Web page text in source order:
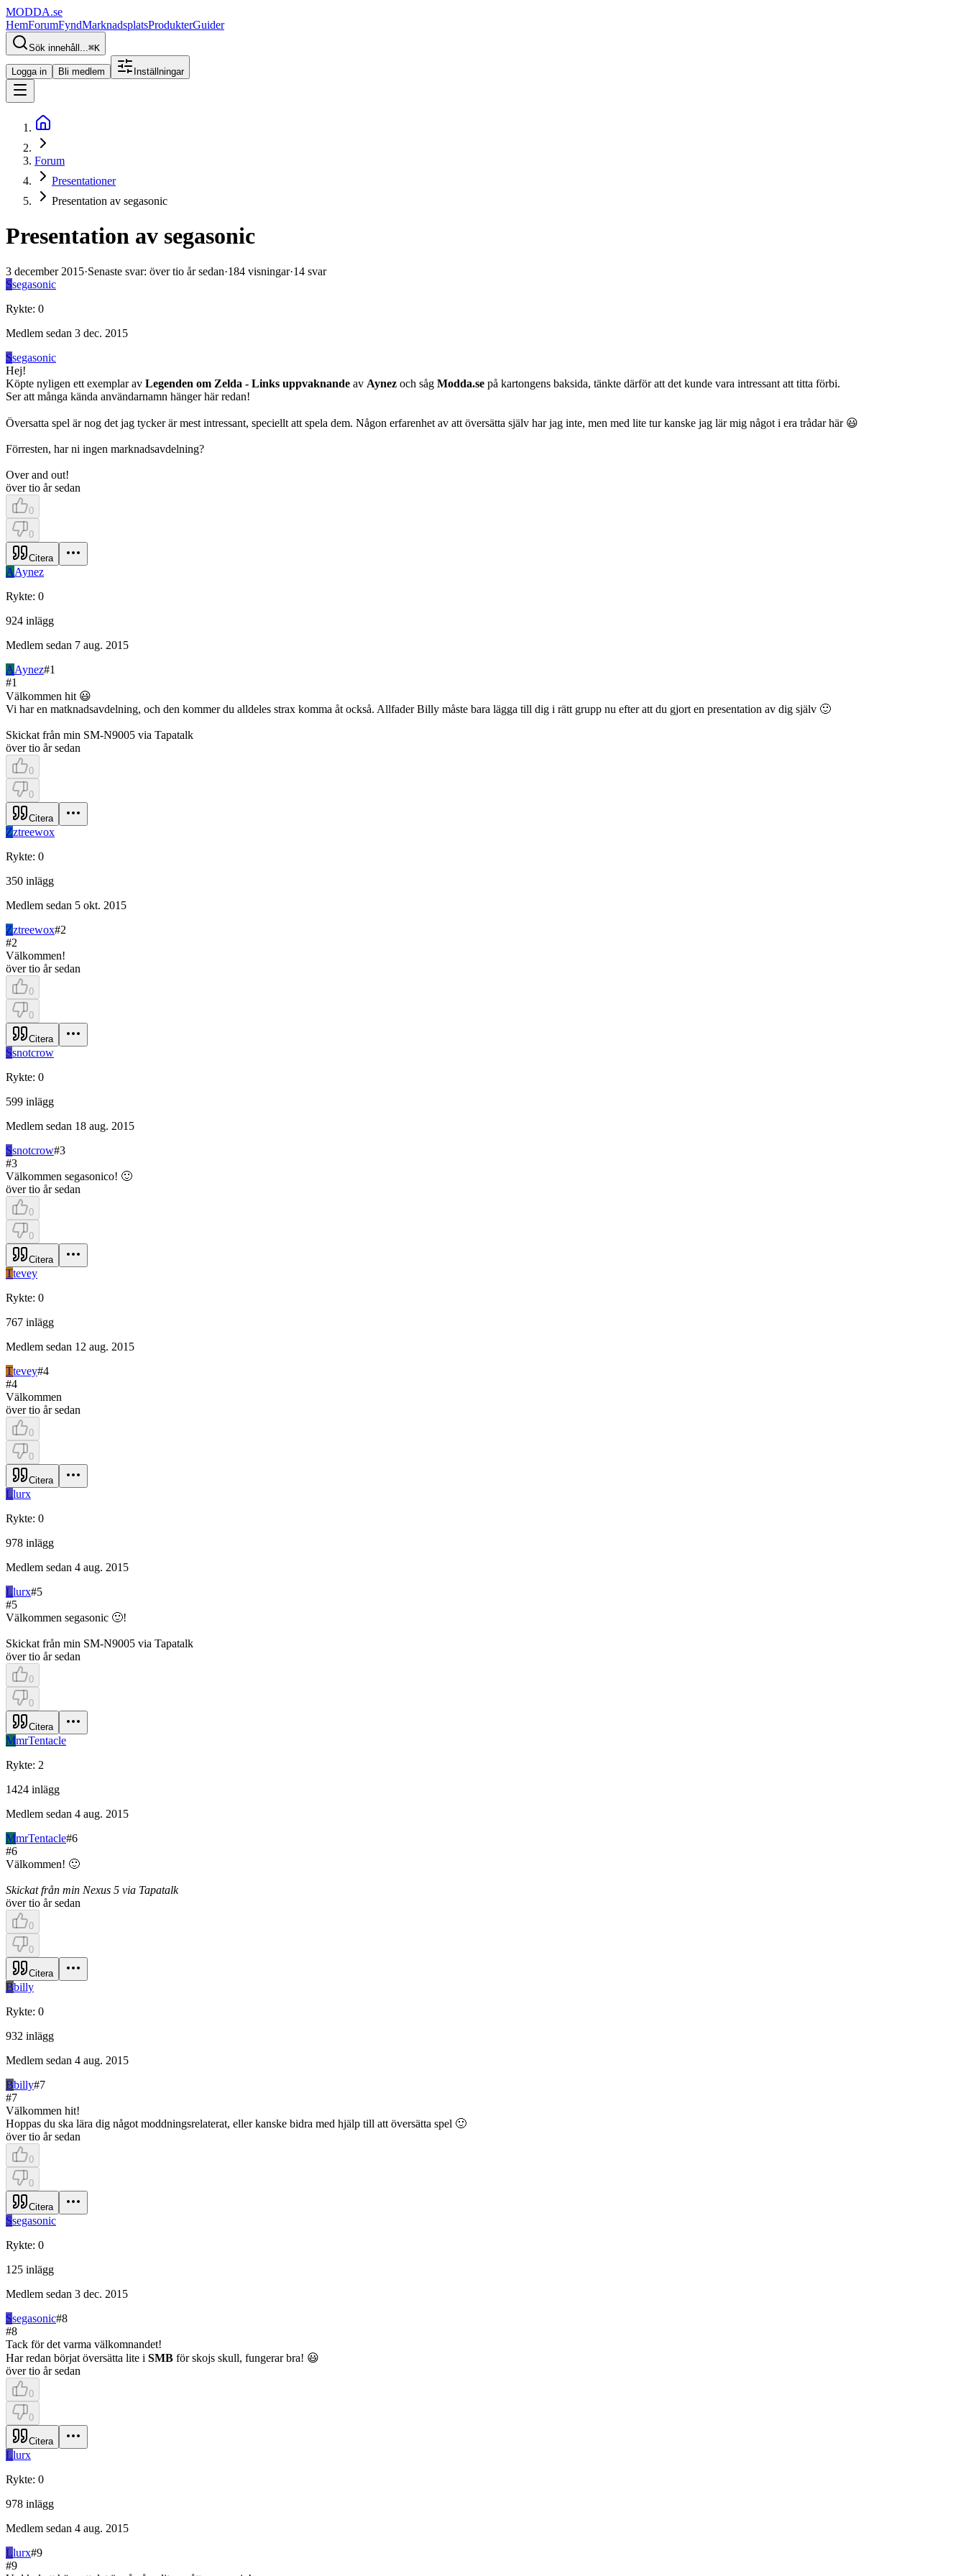
MODDA.se
HemForumFyndMarknadsplatsProdukterGuider
Sök innehåll...⌘K
Logga in Bli medlem Inställningar
Forum
Presentationer
Presentation av segasonic
Presentation av segasonic
3 december 2015·Senaste svar: över tio år sedan·184 visningar·14 svar
Ssegasonic
Rykte: 0
Medlem sedan 3 dec. 2015
Ssegasonic
Hej!
Köpte nyligen ett exemplar av Legenden om Zelda - Links uppvaknande av Aynez och såg Modda.se på kartongens baksida, tänkte därför att det kunde vara intressant att titta förbi.
Ser att många kända användarnamn hänger här redan!
Översatta spel är nog det jag tycker är mest intressant, speciellt att spela dem. Någon erfarenhet av att översätta själv har jag inte, men med lite tur kanske jag lär mig något i era trådar här 😃
Förresten, har ni ingen marknadsavdelning?
Over and out!
över tio år sedan
0
0
Citera
AAynez
Rykte: 0
924 inlägg
Medlem sedan 7 aug. 2015
AAynez#1
#1
Välkommen hit 😃
Vi har en matknadsavdelning, och den kommer du alldeles strax komma åt också. Allfader Billy måste bara lägga till dig i rätt grupp nu efter att du gjort en presentation av dig själv 🙂
Skickat från min SM-N9005 via Tapatalk
över tio år sedan
0
0
Citera
Zztreewox
Rykte: 0
350 inlägg
Medlem sedan 5 okt. 2015
Zztreewox#2
#2
Välkommen!
över tio år sedan
0
0
Citera
Ssnotcrow
Rykte: 0
599 inlägg
Medlem sedan 18 aug. 2015
Ssnotcrow#3
#3
Välkommen segasonico! 🙂
över tio år sedan
0
0
Citera
Ttevey
Rykte: 0
767 inlägg
Medlem sedan 12 aug. 2015
Ttevey#4
#4
Välkommen
över tio år sedan
0
0
Citera
Llurx
Rykte: 0
978 inlägg
Medlem sedan 4 aug. 2015
Llurx#5
#5
Välkommen segasonic 🙂!
Skickat från min SM-N9005 via Tapatalk
över tio år sedan
0
0
Citera
MmrTentacle
Rykte: 2
1424 inlägg
Medlem sedan 4 aug. 2015
MmrTentacle#6
#6
Välkommen! 🙂
Skickat från min Nexus 5 via Tapatalk
över tio år sedan
0
0
Citera
Bbilly
Rykte: 0
932 inlägg
Medlem sedan 4 aug. 2015
Bbilly#7
#7
Välkommen hit!
Hoppas du ska lära dig något moddningsrelaterat, eller kanske bidra med hjälp till att översätta spel 🙂
över tio år sedan
0
0
Citera
Ssegasonic
Rykte: 0
125 inlägg
Medlem sedan 3 dec. 2015
Ssegasonic#8
#8
Tack för det varma välkomnandet!
Har redan börjat översätta lite i SMB för skojs skull, fungerar bra! 😃
över tio år sedan
0
0
Citera
Llurx
Rykte: 0
978 inlägg
Medlem sedan 4 aug. 2015
Llurx#9
#9